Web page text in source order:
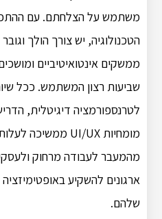
משתמש על הצלחתם. עם
הטכנולוגיה, יש צורך הולך
ממשקים אינטואיטיביים
שביעות רצון המשתמש. ככל
לטרנספורמציה דיגיטלית,
מומחיות UI/UX ממשיכה לעלות.
מהמעבר לעבודה מרחוק
ארגונים להשקיע
שלהם.